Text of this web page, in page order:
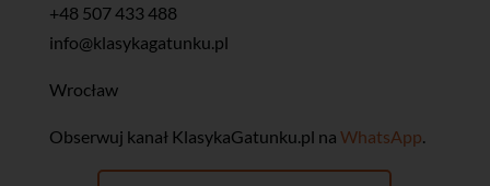
+48 507 433 488
info@klasykagatunku.pl
Wrocław
‎Obserwuj kanał KlasykaGatunku.pl na WhatsApp